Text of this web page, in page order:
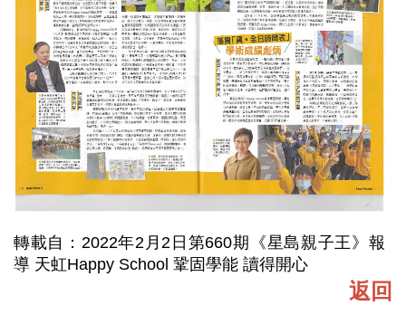
轉載自：2022年2月2日第660期《星島親子王》報
導 天虹Happy School 鞏固學能 讀得開心
返回